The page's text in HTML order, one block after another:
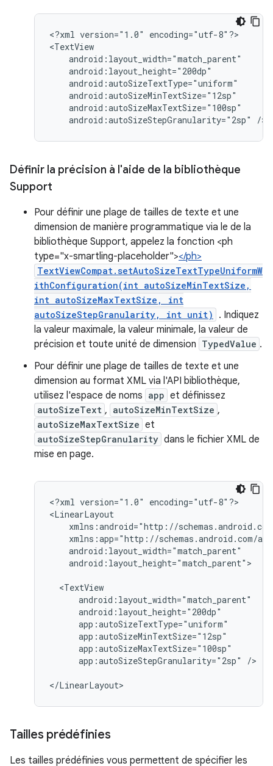
<?xml version="1.0"
encoding="utf-8"?>
android:autoSizeStepGranularity="2sp"
/>
Définir la précision à l'aide de la bibliothèque
Support
Pour définir une plage de tailles de texte et une
dimension de manière programmatique via le de la
bibliothèque Support, appelez la fonction <ph
type="x-smartling-placeholder"></ph>
TextViewCompat.setAutoSizeTextTypeUniformW
ithConfiguration(int autoSizeMinTextSize,
int autoSizeMaxTextSize, int
autoSizeStepGranularity, int unit)
. Indiquez
la valeur maximale, la valeur minimale, la valeur de
précision et toute unité de dimension TypedValue .
Pour définir une plage de tailles de texte et une
dimension au format XML via l'API bibliothèque,
utilisez l'espace de noms app et définissez
autoSizeText , autoSizeMinTextSize ,
autoSizeMaxTextSize et
autoSizeStepGranularity dans le fichier XML de
mise en page.
<?xml version="1.0"
encoding="utf-8"?>
android:layout_height="match_parent">
app:autoSizeStepGranularity="2sp"
/>
</LinearLayout>
Tailles prédéfinies
Les tailles prédéfinies vous permettent de spécifier les